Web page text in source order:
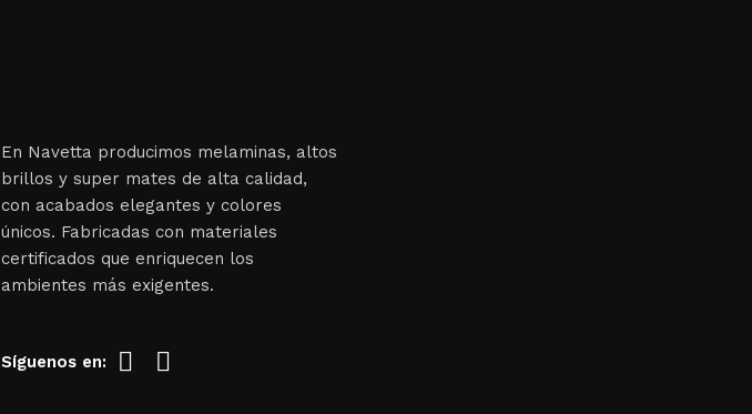
En Navetta producimos melaminas, altos
brillos y super mates de alta calidad,
con acabados elegantes y colores
únicos. Fabricadas con materiales
certificados que enriquecen los
ambientes más exigentes.
Síguenos en: